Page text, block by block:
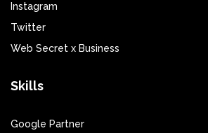
Instagram
Twitter
Web Secret x Business
Skills
Google Partner